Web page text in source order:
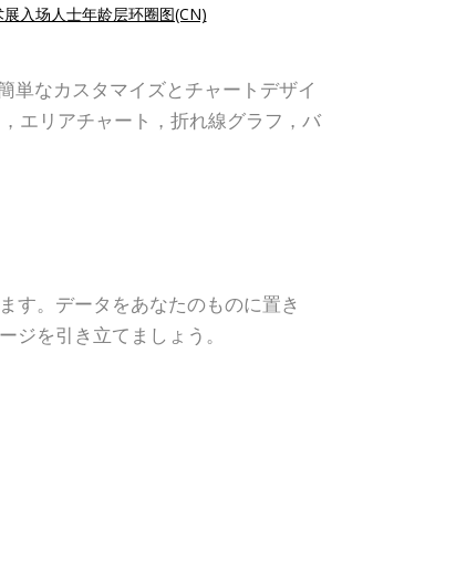
展入场人士年龄层环圈图(CN)
なカスタマイズとチャートデザイ
エリアチャート，折れ線グラフ，バ
す。データをあなたのものに置き
を引き立てましょう。